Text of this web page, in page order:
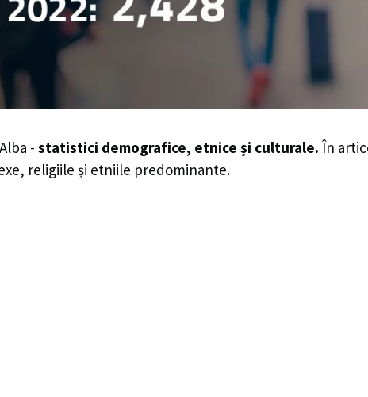
- statistici demografice, etnice și culturale. În
religiile și etniile predominante.